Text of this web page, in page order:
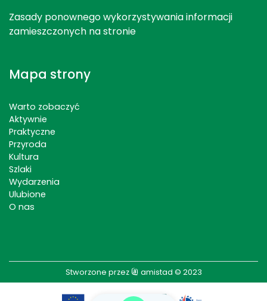
Zasady ponownego wykorzystywania informacji
zamieszczonych na stronie
Mapa strony
Warto zobaczyć
Aktywnie
Praktyczne
Przyroda
Kultura
Szlaki
Wydarzenia
Ulubione
O nas
Stworzone przez amistad © 2023